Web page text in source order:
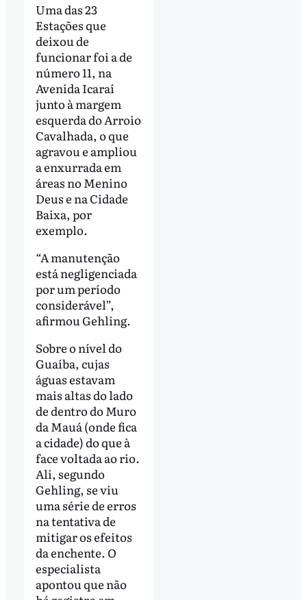
Uma das 23
Estações que
deixou de
funcionar foi a de
número 11, na
Avenida Icaraí
junto à margem
esquerda do Arroio
Cavalhada, o que
agravou e ampliou
a enxurrada em
áreas no Menino
Deus e na Cidade
Baixa, por
exemplo.
“A manutenção
está negligenciada
por um período
considerável”,
afirmou Gehling.
Sobre o nível do
Guaíba, cujas
águas estavam
mais altas do lado
de dentro do Muro
da Mauá (onde fica
a cidade) do que à
face voltada ao rio.
Ali, segundo
Gehling, se viu
uma série de erros
na tentativa de
mitigar os efeitos
da enchente. O
especialista
apontou que não